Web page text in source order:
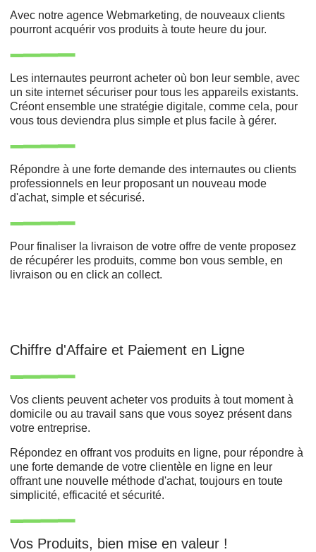
Avec notre agence Webmarketing, de nouveaux clients
pourront acquérir vos produits à toute heure du jour.
Les internautes peurront acheter où bon leur semble, avec
un site internet sécuriser pour tous les appareils existants.
Créont ensemble une stratégie digitale, comme cela, pour
vous tous deviendra plus simple et plus facile à gérer.
Répondre à une forte demande des internautes ou clients
professionnels en leur proposant un nouveau mode
d'achat, simple et sécurisé.
Pour finaliser la livraison de votre offre de vente proposez
de récupérer les produits, comme bon vous semble, en
livraison ou en click an collect.
Chiffre d'Affaire et Paiement en Ligne
Vos clients peuvent acheter vos produits à tout moment à
domicile ou au travail sans que vous soyez présent dans
votre entreprise.
Répondez en offrant vos produits en ligne, pour répondre à
une forte demande de votre clientèle en ligne en leur
offrant une nouvelle méthode d'achat, toujours en toute
simplicité, efficacité et sécurité.
Vos Produits, bien mise en valeur !